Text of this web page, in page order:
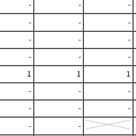
- - -
- - -
- - -
- - -
1 1 1
- - -
- - -
-
-